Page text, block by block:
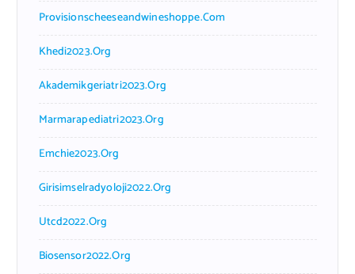
Provisionscheeseandwineshoppe.com
Khedi2023.org
Akademikgeriatri2023.org
Marmarapediatri2023.org
Emchie2023.org
Girisimselradyoloji2022.org
Utcd2022.org
Biosensor2022.org